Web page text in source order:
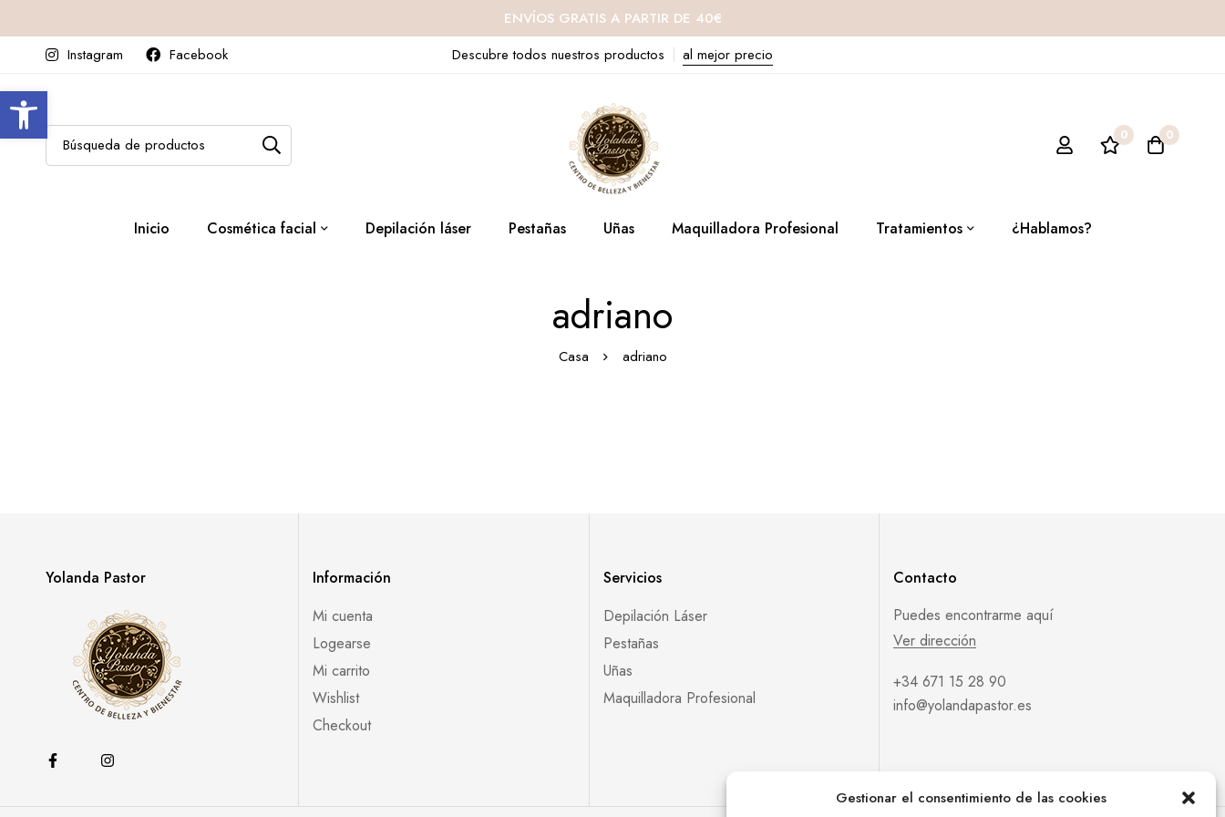
Abrir barra de herramientas
Gestionar el consentimiento de las cookies
ENVÍOS GRATIS A PARTIR DE 40€
Instagram
Facebook Descubre todos nuestros productos al mejor precio
0 0
Inicio Cosmética facial Depilación láser Pestañas Uñas Maquilladora Profesional Tratamientos ¿Hablamos?
adriano
Casa adriano
Yolanda Pastor
Información
Mi cuenta
Logearse
Mi carrito
Wishlist
Checkout
Servicios
Depilación Láser
Pestañas
Uñas
Maquilladora Profesional
Contacto
Puedes encontrarme aquí
Ver dirección
+34 671 15 28 90
info@yolandapastor.es